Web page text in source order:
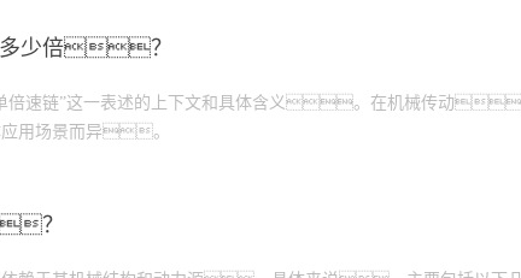
多少倍？
倍速链”这一表述的上下文和具体含义。在机械传动
用场景而异。
？